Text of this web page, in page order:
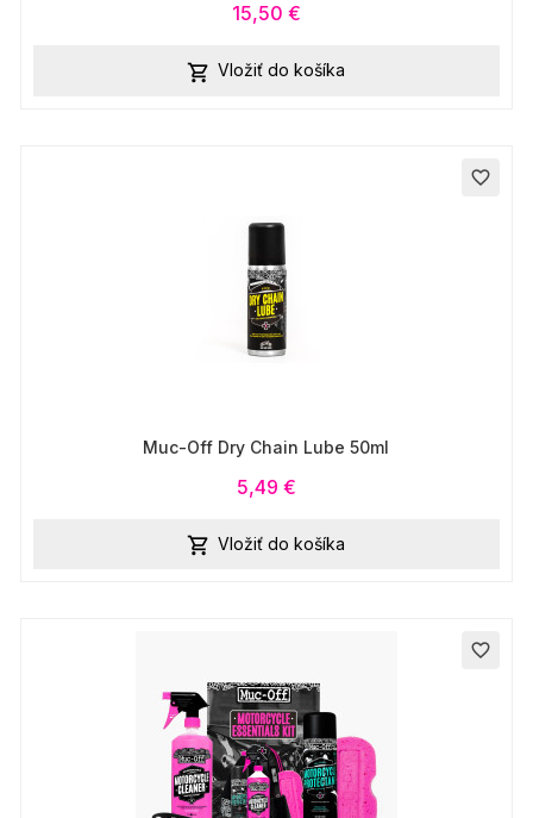
15,50 €
 Vložiť do košíka
favorite_border
Muc-Off Dry Chain Lube 50ml
5,49 €
 Vložiť do košíka
favorite_border